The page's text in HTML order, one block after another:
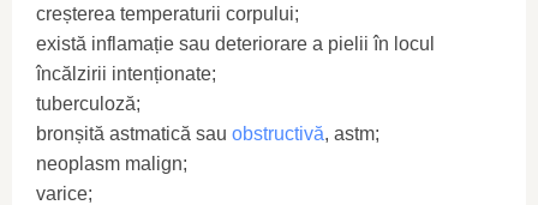
creșterea temperaturii corpului;
există inflamație sau deteriorare a pielii în locul
încălzirii intenționate;
tuberculoză;
bronșită astmatică sau obstructivă, astm;
neoplasm malign;
varice;